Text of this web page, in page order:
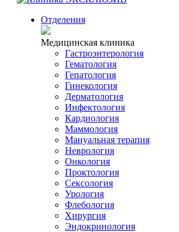
Отделения
Медицинская клиника
Гастроэнтерология
Гематология
Гепатология
Гинекология
Дерматология
Инфектология
Кардиология
Маммология
Мануальная терапия
Неврология
Онкология
Проктология
Сексология
Урология
Флебология
Хирургия
Эндокринология